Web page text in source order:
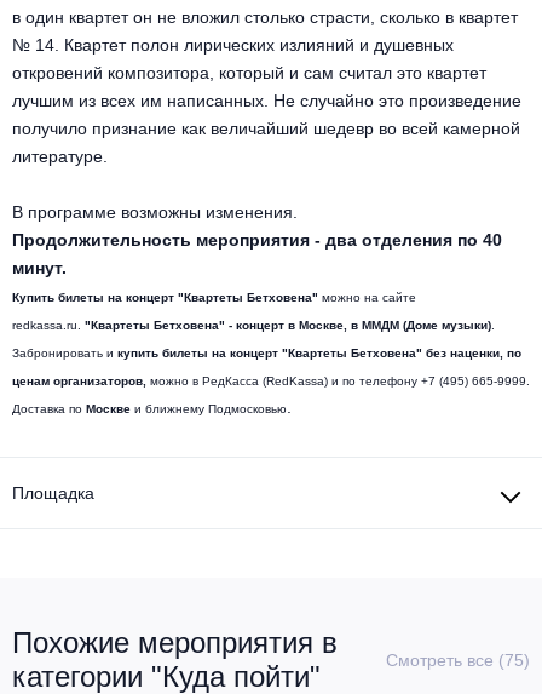
в один квартет он не вложил столько страсти, сколько в квартет
№ 14. Квартет полон лирических излияний и душевных
откровений композитора, который и сам считал это квартет
лучшим из всех им написанных. Не случайно это произведение
получило признание как величайший шедевр во всей камерной
литературе.
В программе возможны изменения.
Продолжительность мероприятия - два отделения по 40
минут.
Купить билеты на концерт "Квартеты Бетховена" можно на сайте
redkassa.ru. "Квартеты Бетховена" - концерт в Москве, в ММДМ (Доме музыки)
Забронировать и купить билеты на концерт "Квартеты Бетховена" без наценки, по
ценам организаторов, можно в РедКасса (RedKassa) и по телефону +7 (495) 665-9999.
Доставка по Москве и ближнему Подмосковью
Площадка
Похожие мероприятия в
категории "Куда пойти"
Смотреть все (75)